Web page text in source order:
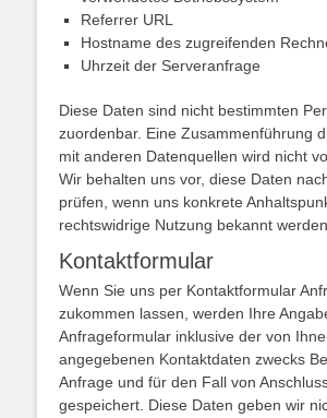
Referrer URL
Hostname des zugreifenden
Uhrzeit der Serveranfrage
Diese Daten sind nicht bestimmten
zuordenbar. Eine Zusammenführung
mit anderen Datenquellen wird nicht
Wir behalten uns vor, diese Daten
prüfen, wenn uns konkrete
rechtswidrige Nutzung bekannt werden.
Kontaktformular
Wenn Sie uns per Kontaktformular
zukommen lassen, werden Ihre
Anfrageformular inklusive der von
angegebenen Kontaktdaten zwecks
Anfrage und für den Fall von
gespeichert. Diese Daten geben wir